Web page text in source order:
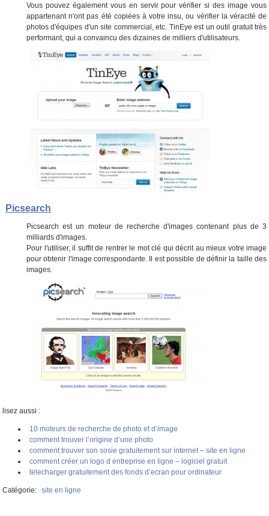
Vous pouvez également vous en servir pour vérifier si des image vous
appartenant n'ont pas été copiées à votre insu, ou vérifier la véracité de
photos d'équipes d'un site commercial, etc. TinEye est un outil gratuit très
performant, qui a convaincu des dizaines de milliers d'utilisateurs.
Picsearch
Picsearch est un moteur de recherche d'images contenant plus de 3
milliards d'images.
Pour l'utiliser, il suffit de rentrer le mot clé qui décrit au mieux votre image
pour obtenir l'image correspondante. Il est possible de définir la taille des
images.
lisez aussi :
10 moteurs de recherche de photo et d’image
comment trouver l’origine d’une photo
comment trouver son sosie gratuitement sur internet – site en ligne
comment créer un logo d entreprise en ligne – logiciel gratuit
telecharger gratuitement des fonds d’ecran pour ordinateur
Catégorie: site en ligne